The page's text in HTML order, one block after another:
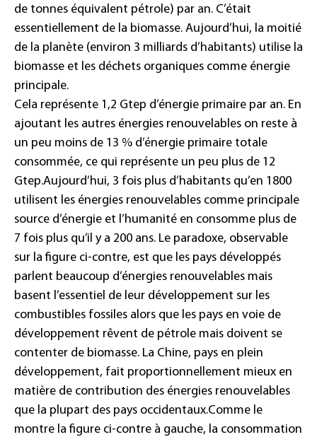
de tonnes équivalent pétrole) par an. C’était
essentiellement de la biomasse. Aujourd’hui, la moitié
de la planète (environ 3 milliards d’habitants) utilise la
biomasse et les déchets organiques comme énergie
principale.
Cela représente 1,2 Gtep d’énergie primaire par an. En
ajoutant les autres énergies renouvelables on reste à
un peu moins de 13 % d’énergie primaire totale
consommée, ce qui représente un peu plus de 12
Gtep.Aujourd’hui, 3 fois plus d’habitants qu’en 1800
utilisent les énergies renouvelables comme principale
source d’énergie et l’humanité en consomme plus de
7 fois plus qu’il y a 200 ans. Le paradoxe, observable
sur la figure ci-contre, est que les pays développés
parlent beaucoup d’énergies renouvelables mais
basent l’essentiel de leur développement sur les
combustibles fossiles alors que les pays en voie de
développement rêvent de pétrole mais doivent se
contenter de biomasse. La Chine, pays en plein
développement, fait proportionnellement mieux en
matière de contribution des énergies renouvelables
que la plupart des pays occidentaux.Comme le
montre la figure ci-contre à gauche, la consommation